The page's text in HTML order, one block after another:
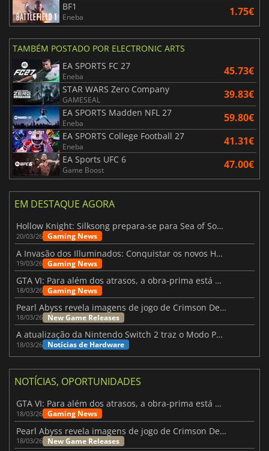
BF1
Eneba 1.75€
TAMBÉM POSTADO POR ELECTRONIC ARTS
EA SPORTS FC 27
Eneba 45.73€
STAR WARS Zero Company
GAMESEAL 39.83€
EA SPORTS Madden NFL 27
Eneba 59.80€
EA SPORTS College Football 27
Eneba 41.31€
EA Sports UFC 6
Game Boost 47.00€
EM DESTAQUE AGORA
Hollow Knight: Silksong prepara-se para Sea of Sorrow com um patch
20/03/26 Gaming News
A Invasão dos Illuminados: Conquistar os novos Helldivers 2 Atualização!
19/03/26 Gaming News
GTA VI: Para além dos atrasos, a obra-prima está quase a chegar
18/03/26 Gaming News
Pearl Abyss revela imagens de jogo de Crimson Desert para a PS5
18/03/26 New Game Releases
A atualização da Nintendo Switch 2 traz o Modo Portátil aos jogos mais antigos da Switch
18/03/26 Notícias de Hardware
NOTÍCIAS, OPORTUNIDADES
GTA VI: Para além dos atrasos, a obra-prima está quase a chegar
18/03/26 Gaming News
Pearl Abyss revela imagens de jogo de Crimson Desert para a PS5
18/03/26 New Game Releases